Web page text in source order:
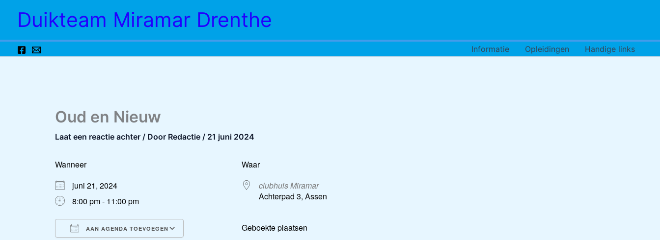
inhoud
Duikteam Miramar Drenthe
Informatie Opleidingen Handige links
Oud en Nieuw
Laat een reactie achter / Door Redactie / 21 juni 2024
Wanneer
juni 21, 2024
8:00 pm - 11:00 pm
AAN AGENDA TOEVOEGEN
Waar
clubhuis Miramar
Achterpad 3, Assen
Geboekte plaatsen